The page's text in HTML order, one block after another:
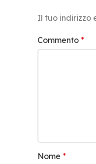
Il tuo indirizzo
Commento *
Nome *